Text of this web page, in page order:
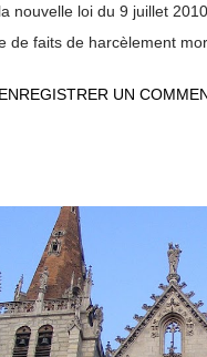
nouvelle loi du 9 juillet
de faits de harcèlement
que le harcèlement
compromettre son avenir
interdits, qu’ils soient
Aucun salarié, victime
ENREGISTRER UN